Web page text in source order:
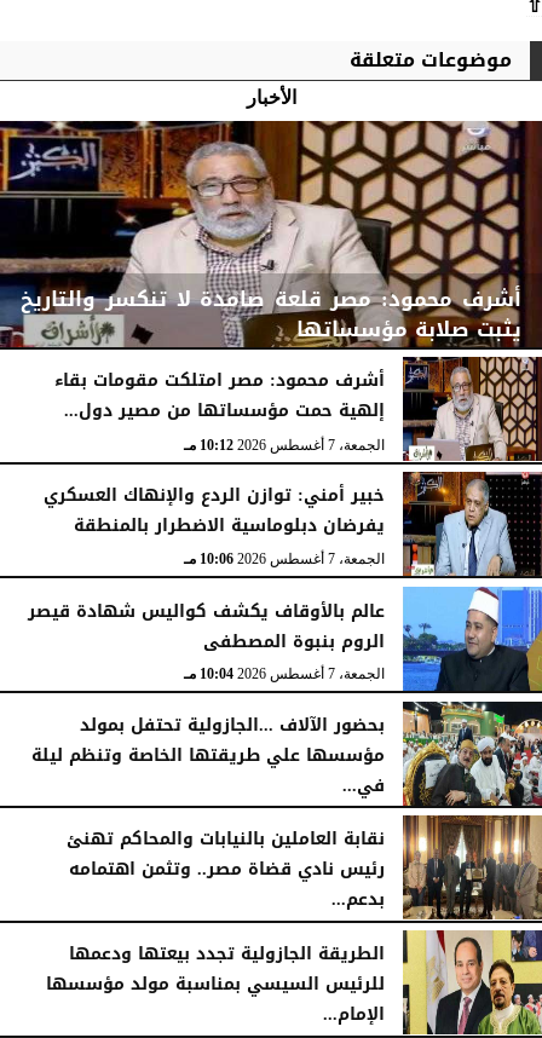
⇧
موضوعات متعلقة
الأخبار
أشرف محمود: مصر قلعة صامدة لا تنكسر والتاريخ
يثبت صلابة مؤسساتها
الجمعة، 7 أغسطس 2026 10:15 مـ
أشرف محمود: مصر امتلكت مقومات بقاء
إلهية حمت مؤسساتها من مصير دول...
الجمعة، 7 أغسطس 2026 10:12 مـ
خبير أمني: توازن الردع والإنهاك العسكري
يفرضان دبلوماسية الاضطرار بالمنطقة
الجمعة، 7 أغسطس 2026 10:06 مـ
عالم بالأوقاف يكشف كواليس شهادة قيصر
الروم بنبوة المصطفى
الجمعة، 7 أغسطس 2026 10:04 مـ
بحضور الآلاف ...الجازولية تحتفل بمولد
مؤسسها علي طريقتها الخاصة وتنظم ليلة
في...
الجمعة، 7 أغسطس 2026
نقابة العاملين بالنيابات والمحاكم تهنئ
رئيس نادي قضاة مصر.. وتثمن اهتمامه
بدعم...
الخميس، 6 أغسطس 2026
الطريقة الجازولية تجدد بيعتها ودعمها
للرئيس السيسي بمناسبة مولد مؤسسها
الإمام...